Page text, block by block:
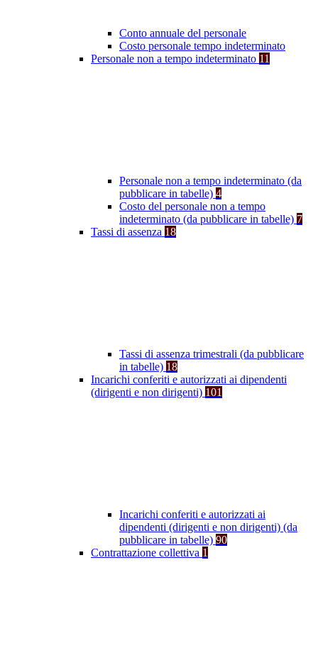
Conto annuale del personale
Costo personale tempo indeterminato
Personale non a tempo indeterminato 11
Personale non a tempo indeterminato (da
pubblicare in tabelle) 4
Costo del personale non a tempo
indeterminato (da pubblicare in tabelle) 7
Tassi di assenza 18
Tassi di assenza trimestrali (da pubblicare
in tabelle) 18
Incarichi conferiti e autorizzati ai dipendenti
(dirigenti e non dirigenti) 101
Incarichi conferiti e autorizzati ai
dipendenti (dirigenti e non dirigenti) (da
pubblicare in tabelle) 90
Contrattazione collettiva 1